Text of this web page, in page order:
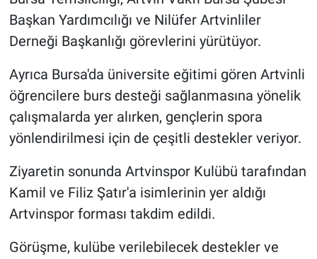
Başkan Yardımcılığı ve Nilüfer Artvinliler
Derneği Başkanlığı görevlerini yürütüyor.
Ayrıca Bursa'da üniversite eğitimi gören Artvinli
öğrencilere burs desteği sağlanmasına yönelik
çalışmalarda yer alırken, gençlerin spora
yönlendirilmesi için de çeşitli destekler veriyor.
Ziyaretin sonunda Artvinspor Kulübü tarafından
Kamil ve Filiz Şatır'a isimlerinin yer aldığı
Artvinspor forması takdim edildi.
Görüşme, kulübe verilebilecek destekler ve